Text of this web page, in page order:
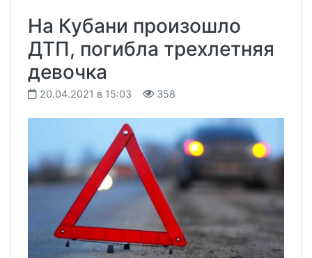
На Кубани произошло
ДТП, погибла трехлетняя
девочка
20.04.2021 в 15:03 358